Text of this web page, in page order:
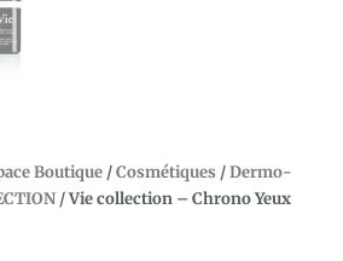
Boutique /Cosmétiques /Dermo-
/ Vie collection – Chrono Yeux